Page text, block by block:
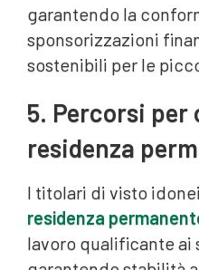
garantendo la
sponsorizzazioni
sostenibili per le
5. Percorsi per
residenza
I titolari di visto
residenza
lavoro qualificante ai